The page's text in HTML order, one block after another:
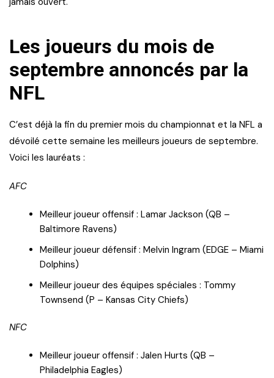
Les joueurs du mois de
septembre annoncés par la
NFL
C’est déjà la fin du premier mois du championnat et la NFL a
dévoilé cette semaine les meilleurs joueurs de septembre.
Voici les lauréats :
AFC
Meilleur joueur offensif : Lamar Jackson (QB –
Baltimore Ravens)
Meilleur joueur défensif : Melvin Ingram (EDGE – Miami
Dolphins)
Meilleur joueur des équipes spéciales : Tommy
Townsend (P – Kansas City Chiefs)
NFC
Meilleur joueur offensif : Jalen Hurts (QB –
Philadelphia Eagles)